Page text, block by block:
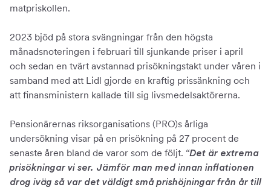
matpriskollen.
2023 bjöd på stora svängningar från den högsta
månadsnoteringen i februari till sjunkande priser i april
och sedan en tvärt avstannad prisökningstakt under våren i
samband med att Lidl gjorde en kraftig prissänkning och
att finansministern kallade till sig livsmedelsaktörerna.
Pensionärernas riksorganisations (PRO)s årliga
undersökning visar på en prisökning på 27 procent de
senaste åren bland de varor som de följt. “Det är extrema
prisökningar vi ser. Jämför man med innan inflationen
drog iväg så var det väldigt små prishöjningar från år till